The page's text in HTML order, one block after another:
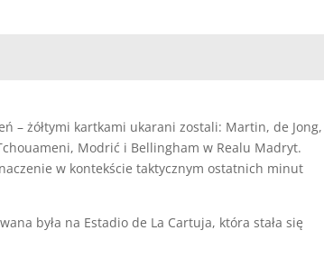
– żółtymi kartkami ukarani zostali: Martin, de Jong,
Modrić i Bellingham w Realu Madryt.
w kontekście taktycznym ostatnich minut
była na Estadio de La Cartuja, która stała się